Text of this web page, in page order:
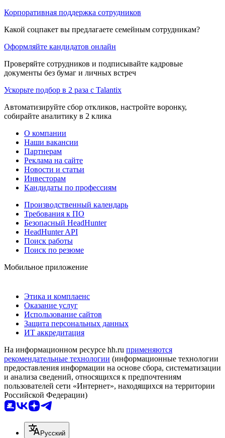
Корпоративная поддержка сотрудников
Какой соцпакет вы предлагаете семейным сотрудникам?
Оформляйте кандидатов онлайн
Проверяйте сотрудников и подписывайте кадровые
документы без бумаг и личных встреч
Ускорьте подбор в 2 раза с Talantix
Автоматизируйте сбор откликов, настройте воронку,
собирайте аналитику в 2 клика
О компании
Наши вакансии
Партнерам
Реклама на сайте
Новости и статьи
Инвесторам
Кандидаты по профессиям
Производственный календарь
Требования к ПО
Безопасный HeadHunter
HeadHunter API
Поиск работы
Поиск по резюме
Мобильное приложение
Этика и комплаенс
Оказание услуг
Использование сайтов
Защита персональных данных
ИТ аккредитация
На информационном ресурсе hh.ru применяются
рекомендательные технологии (информационные технологии
предоставления информации на основе сбора, систематизации
и анализа сведений, относящихся к предпочтениям
пользователей сети «Интернет», находящихся на территории
Российской Федерации)
Русский